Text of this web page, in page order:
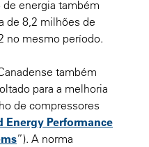
energia também
de 8,2 milhões de
no mesmo período.
também
para a melhoria
de compressores
Energy Performance
”). A norma